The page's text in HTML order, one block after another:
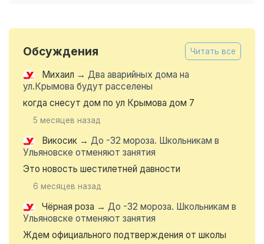
Обсуждения Читать все
Михаил → Два аварийных дома на
ул.Крымова будут расселены
когда снесут дом по ул Крымова дом 7
5 месяцев назад
Викосик → До -32 мороза. Школьникам в
Ульяновске отменяют занятия
Это новость шестилетней давности
6 месяцев назад
Чёрная роза → До -32 мороза. Школьникам в
Ульяновске отменяют занятия
Ждем официального подтверждения от школы